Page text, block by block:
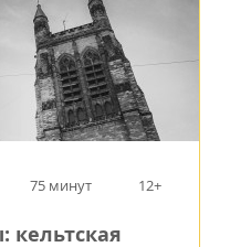
75 минут 12+
кельтская